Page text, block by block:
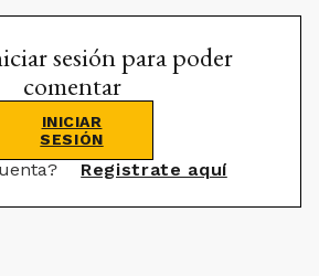
sesión para poder
comentar
INICIAR
SESIÓN
Registrate aquí